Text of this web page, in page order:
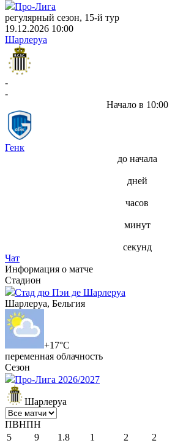
Про-Лига
регулярный сезон, 15-й тур
19.12.2026 10:00
Шарлеруа
-
-
Начало в 10:00
Генк
до начала
дней
часов
минут
секунд
Чат
Информация о матче
Стадион
Стад дю Пэи де Шарлеруа
Шарлеруа, Бельгия
+17°C
переменная облачность
Сезон
Про-Лига 2026/2027
Шарлеруа
ПВНПН
5
9 1.8 1 2
2